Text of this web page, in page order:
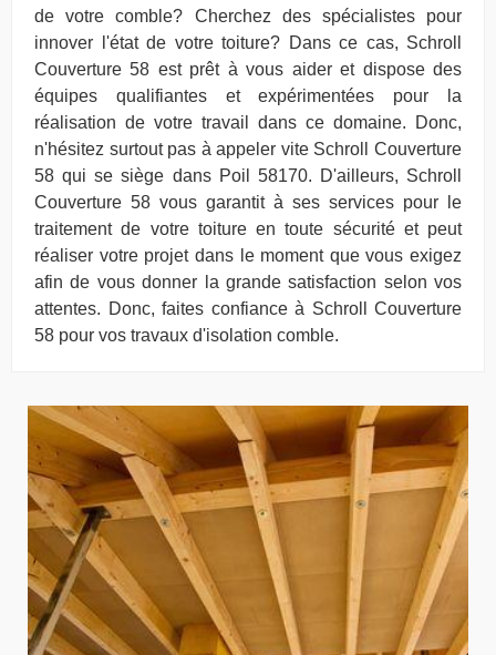
de votre comble? Cherchez des spécialistes pour
innover l'état de votre toiture? Dans ce cas, Schroll
Couverture 58 est prêt à vous aider et dispose des
équipes qualifiantes et expérimentées pour la
réalisation de votre travail dans ce domaine. Donc,
n'hésitez surtout pas à appeler vite Schroll Couverture
58 qui se siège dans Poil 58170. D'ailleurs, Schroll
Couverture 58 vous garantit à ses services pour le
traitement de votre toiture en toute sécurité et peut
réaliser votre projet dans le moment que vous exigez
afin de vous donner la grande satisfaction selon vos
attentes. Donc, faites confiance à Schroll Couverture
58 pour vos travaux d'isolation comble.